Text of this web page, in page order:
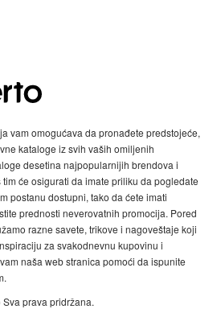
vam omogućava da pronađete predstojeće,
kataloge iz svih vaših omiljenih
desetina najpopularnijih brendova i
će osigurati da imate priliku da pogledate
postanu dostupni, tako da ćete imati
prednosti neverovatnih promocija. Pored
razne savete, trikove i nagoveštaje koji
za svakodnevnu kupovinu i
naša web stranica pomoći da ispunite
prava pridržana.